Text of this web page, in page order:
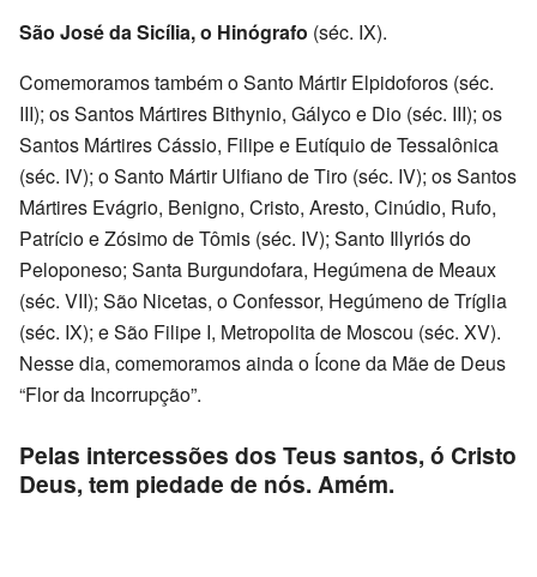
São José da Sicília, o Hinógrafo (séc. IX).
Comemoramos também o Santo Mártir Elpidoforos (séc.
III); os Santos Mártires Bithynio, Gályco e Dio (séc. III); os
Santos Mártires Cássio, Filipe e Eutíquio de Tessalônica
(séc. IV); o Santo Mártir Ulfiano de Tiro (séc. IV); os Santos
Mártires Evágrio, Benigno, Cristo, Aresto, Cinúdio, Rufo,
Patrício e Zósimo de Tômis (séc. IV); Santo Illyriós do
Peloponeso; Santa Burgundofara, Hegúmena de Meaux
(séc. VII); São Nicetas, o Confessor, Hegúmeno de Tríglia
(séc. IX); e São Filipe I, Metropolita de Moscou (séc. XV).
Nesse dia, comemoramos ainda o Ícone da Mãe de Deus
“Flor da Incorrupção”.
Pelas intercessões dos Teus santos, ó Cristo
Deus, tem piedade de nós. Amém.